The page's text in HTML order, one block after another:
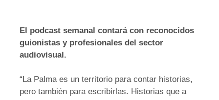
El podcast semanal contará con reconocidos
guionistas y profesionales del sector
audiovisual.
“La Palma es un territorio para contar historias,
pero también para escribirlas. Historias que a